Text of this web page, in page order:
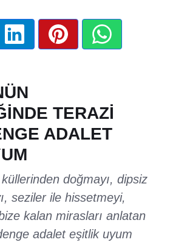
TERAZİ
ADALET
doğmayı, dipsiz
seziler ile hissetmeyi,
kalan mirasları anlatan
adalet eşitlik uyum